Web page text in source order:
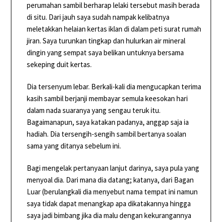
perumahan sambil berharap lelaki tersebut masih berada
di situ. Dari jauh saya sudah nampak kelibatnya
meletakkan helaian kertas iklan di dalam peti surat rumah
jiran. Saya turunkan tingkap dan hulurkan air mineral
dingin yang sempat saya belikan untuknya bersama
sekeping duit kertas.
Dia tersenyum lebar. Berkali-kali dia mengucapkan terima
kasih sambil berjanji membayar semula keesokan hari
dalam nada suaranya yang sengau teruk itu.
Bagaimanapun, saya katakan padanya, anggap saja ia
hadiah. Dia tersengih-sengih sambil bertanya soalan
sama yang ditanya sebelum ini.
Bagi mengelak pertanyaan lanjut darinya, saya pula yang
menyoal dia. Dari mana dia datang; katanya, dari Bagan
Luar (berulangkali dia menyebut nama tempat ini namun
saya tidak dapat menangkap apa dikatakannya hingga
saya jadi bimbang jika dia malu dengan kekurangannya